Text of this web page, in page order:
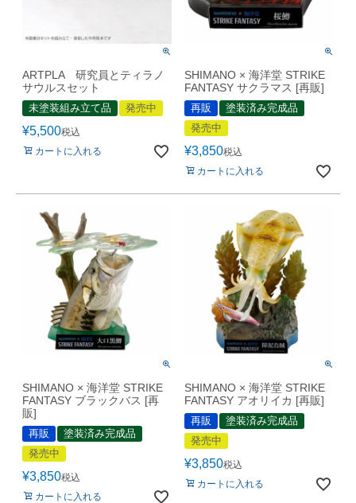
ARTPLA 研究員とティラノ
サウルスセット
未塗装組み立て品 発売中
¥5,500税込
カートに入れる
SHIMANO × 海洋堂 STRIKE
FANTASY サクラマス [再販]
再販
塗装済み完成品
発売中
¥3,850税込
カートに入れる
SHIMANO × 海洋堂 STRIKE
FANTASY ブラックバス [再
販]
再販
塗装済み完成品
発売中
¥3,850税込
カートに入れる
SHIMANO × 海洋堂 STRIKE
FANTASY アオリイカ [再販]
再販
塗装済み完成品
発売中
¥3,850税込
カートに入れる